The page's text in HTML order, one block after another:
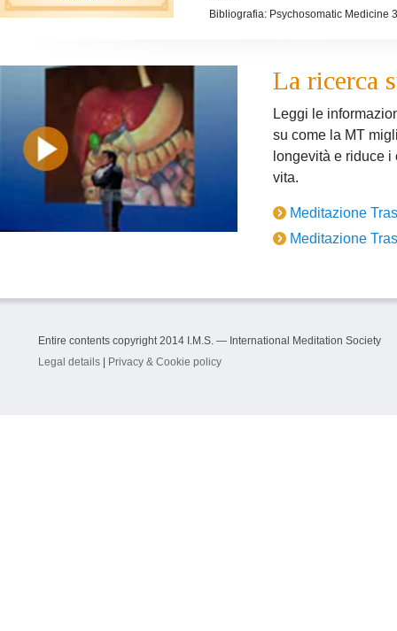
Bibliografia: Psychosomatic Medicine
La ricerca
Leggi le
su come la MT
longevità e riduce
vita.
Meditazione
Meditazione
Entire contents copyright 2014 I.M.S. — International Meditation Society
Legal details
Privacy & Cookie policy